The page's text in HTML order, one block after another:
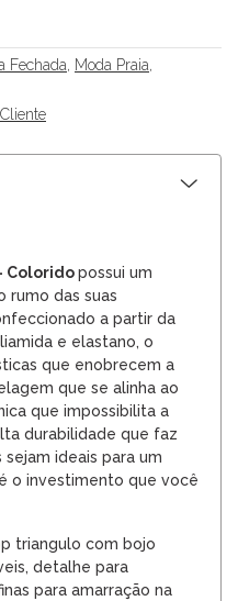
Fechada, Moda Praia,
Coloridopossui um
rumo das suas
a partir da
e elastano, o
que enobrecem a
que se alinha ao
que impossibilita a
durabilidade que faz
ideais para um
o investimento que você
triangulo com bojo
detalhe para
para amarração na